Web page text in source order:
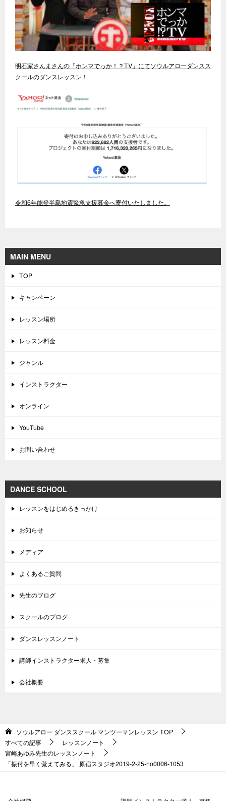
明石家さんまさんの「ホンマでっか！？TV」にてソウルアローダンスス
クールのダンスレッスン！
令和6年能登半島地震緊急支援募金へ寄付いたしました。
MAIN MENU
TOP
キャンペーン
レッスン場所
レッスン料金
ジャンル
インストラクター
オンライン
YouTube
お問い合わせ
DANCE SCHOOL
レッスンをはじめるきっかけ
お知らせ
メディア
よくあるご質問
先生のブログ
スクールのブログ
ダンスレッスンノート
講師インストラクター求人・募集
会社概要
ソウルアロー ダンススクール マンツーマンレッスン TOP
すべての記事
レッスンノート
宮崎あゆみ先生のレッスンノート
「振付を早く覚えてみる」 原宿スタジオ2019-2-25-no0006-1053